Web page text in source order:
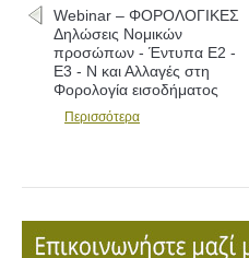
Webinar – ΦΟΡΟΛΟΓΙΚΕΣ
Δηλώσεις Νομικών
προσώπων - Έντυπα Ε2 -
Ε3 - Ν και Αλλαγές στη
Φορολογία εισοδήματος
Περισσότερα